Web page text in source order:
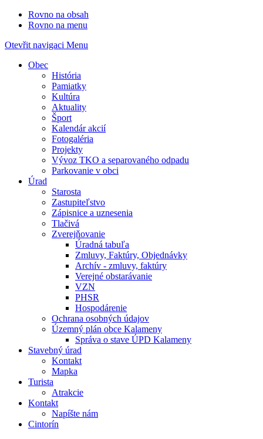
Rovno na obsah
Rovno na menu
Otevřit navigaci Menu
Obec
História
Pamiatky
Kultúra
Aktuality
Šport
Kalendár akcií
Fotogaléria
Projekty
Vývoz TKO a separovaného odpadu
Parkovanie v obci
Úrad
Starosta
Zastupiteľstvo
Zápisnice a uznesenia
Tlačivá
Zverejňovanie
Úradná tabuľa
Zmluvy, Faktúry, Objednávky
Archív - zmluvy, faktúry
Verejné obstarávanie
VZN
PHSR
Hospodárenie
Ochrana osobných údajov
Územný plán obce Kalameny
Správa o stave ÚPD Kalameny
Stavebný úrad
Kontakt
Mapka
Turista
Atrakcie
Kontakt
Napíšte nám
Cintorín